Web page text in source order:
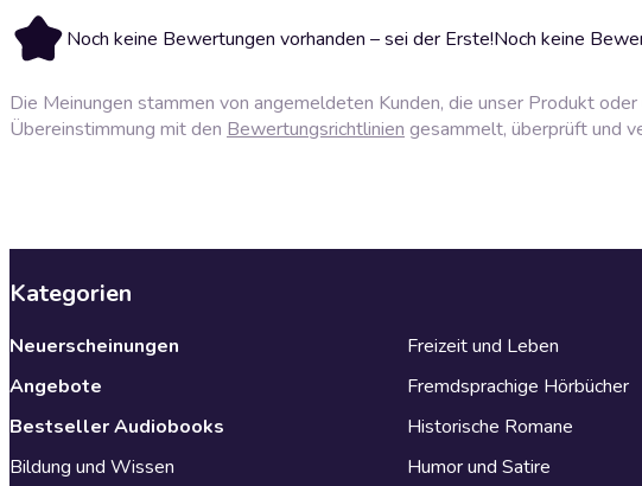
Noch keine Bewertungen vorhanden – sei der Erste!Noch keine
Die Meinungen stammen von angemeldeten Kunden, die unser Produkt
Übereinstimmung mit den Bewertungsrichtlinien gesammelt, überprüft und
Kategorien
Neuerscheinungen
Angebote
Bestseller Audiobooks
Bildung und Wissen
Freizeit und Leben
Fremdsprachige Hörbücher
Historische Romane
Humor und Satire